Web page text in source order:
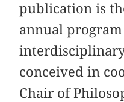
publication is
annual
conceived in
Chair of